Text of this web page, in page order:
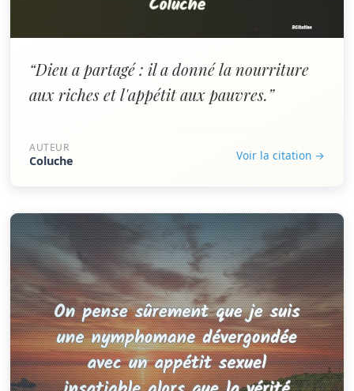
“Dieu a partagé : il a donné la nourriture
aux riches et l'appétit aux pauvres.”
AUTEUR
Coluche Voir la citation →